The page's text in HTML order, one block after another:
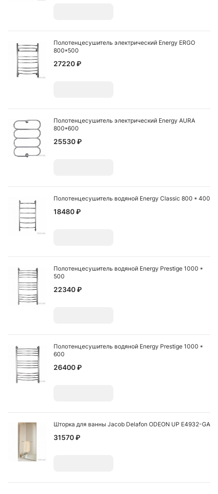
Полотенцесушитель электрический Energy ERGO
800*500
27220 ₽
Полотенцесушитель электрический Energy AURA
800*600
25530 ₽
Полотенцесушитель водяной Energy Classic 800 * 400
18480 ₽
Полотенцесушитель водяной Energy Prestige 1000 *
500
22340 ₽
Полотенцесушитель водяной Energy Prestige 1000 *
600
26400 ₽
Шторка для ванны Jacob Delafon ODEON UP E4932-GA
31570 ₽